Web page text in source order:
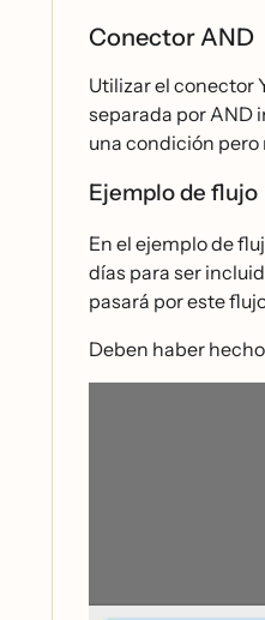
Conector AND
Utilizar el conector
separada por AND
una condición pero
Ejemplo de flujo
En el ejemplo de
días para ser
pasará por este
Deben haber